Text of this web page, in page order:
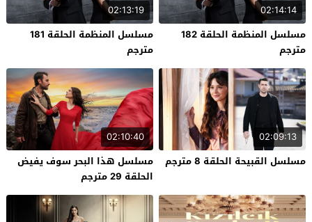
02:14:14
مسلسل المنظمة الحلقة 182
مترجم
02:13:19
مسلسل المنظمة الحلقة 181
مترجم
02:09:13
مسلسل القبيحة الحلقة 8 مترجم
02:10:40
مسلسل هذا البحر سوف يفيض
الحلقة 29 مترجم